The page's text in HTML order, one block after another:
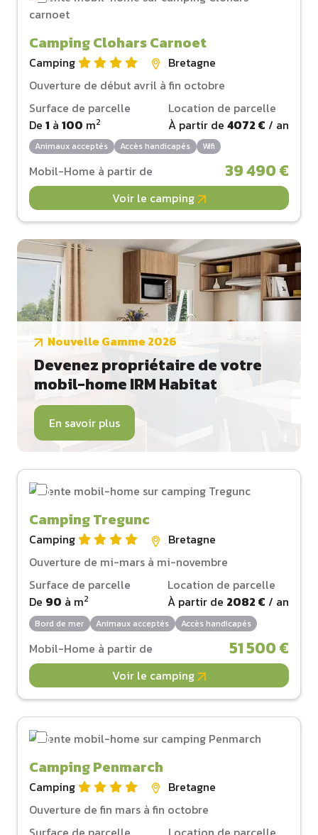
Camping Clohars Carnoet
Camping
Bretagne
Ouverture de début avril à fin octobre
Surface de parcelle
De 1 à 100 m2
Location de parcelle
À partir de 4072 € / an
Animaux acceptés Accès handicapés Wifi
Mobil-Home à partir de 39 490 €
Voir le camping
Nouvelle Gamme 2026
Devenez propriétaire de votre
mobil-home IRM Habitat
En savoir plus
Camping Tregunc
Camping
Bretagne
Ouverture de mi-mars à mi-novembre
Surface de parcelle
De 90 à m2
Location de parcelle
À partir de 2082 € / an
Bord de mer Animaux acceptés Accès handicapés
Mobil-Home à partir de 51 500 €
Voir le camping
Camping Penmarch
Camping
Bretagne
Ouverture de fin mars à fin octobre